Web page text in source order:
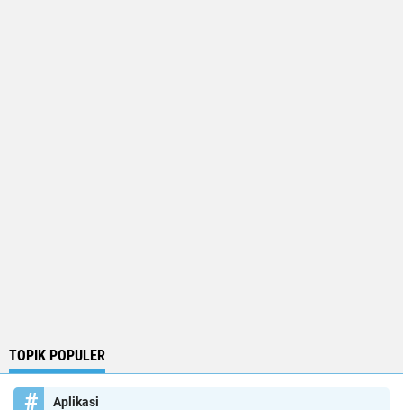
TOPIK POPULER
Aplikasi